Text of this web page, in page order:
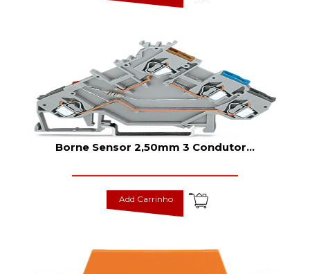
Borne Sensor 2,50mm 3 Condutor...
Add Carrinho